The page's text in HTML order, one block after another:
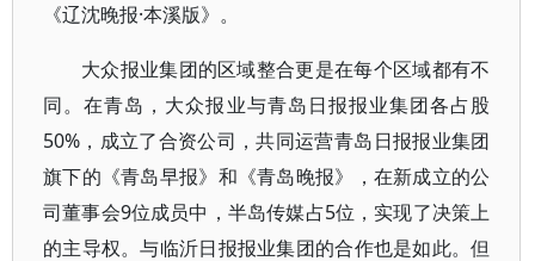
《辽沈晚报·本溪版》。
大众报业集团的区域整合更是在每个区域都有不
同。在青岛，大众报业与青岛日报报业集团各占股
50%，成立了合资公司，共同运营青岛日报报业集团
旗下的《青岛早报》和《青岛晚报》，在新成立的公
司董事会9位成员中，半岛传媒占5位，实现了决策上
的主导权。与临沂日报报业集团的合作也是如此。但